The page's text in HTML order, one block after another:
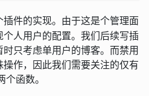
插件的实现。由于这是个管理面
人用户的配置。我们后续写插
只考虑单用户的博客。而禁用
作，因此我们需要关注的仅有
个函数。